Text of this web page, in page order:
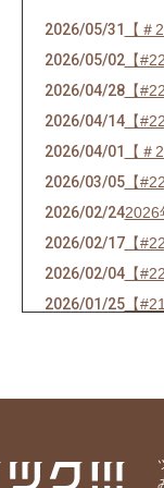
2026/05/31
【
2026/05/02【
2026/04/28【
2026/04/14【
2026/04/01
【
2026/03/05【
2026/02/242026
2026/02/17【
2026/02/04【
2026/01/25【
2025/12/31【
【